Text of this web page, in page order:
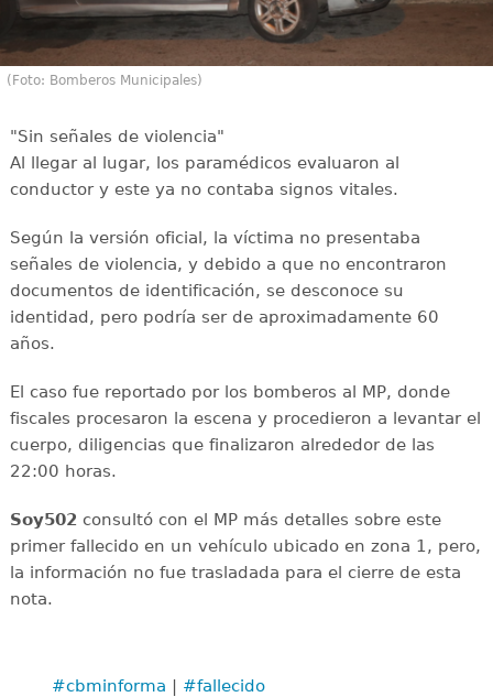
(Foto: Bomberos Municipales)
"Sin señales de violencia"
Al llegar al lugar, los paramédicos evaluaron al
conductor y este ya no contaba signos vitales.
Según la versión oficial, la víctima no presentaba
señales de violencia, y debido a que no encontraron
documentos de identificación, se desconoce su
identidad, pero podría ser de aproximadamente 60
años.
El caso fue reportado por los bomberos al MP, donde
fiscales procesaron la escena y procedieron a levantar el
cuerpo, diligencias que finalizaron alrededor de las
22:00 horas.
Soy502consultó con el MP más detalles sobre este
primer fallecido en un vehículo ubicado en zona 1, pero,
la información no fue trasladada para el cierre de esta
nota.
#cbminforma | #fallecido